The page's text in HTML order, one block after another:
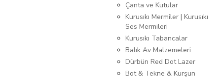
Çanta ve Kutular
Kurusıkı Mermiler | Kurusıkı
Ses Mermileri
Kurusıkı Tabancalar
Balık Av Malzemeleri
Dürbün Red Dot Lazer
Bot & Tekne & Kurşun